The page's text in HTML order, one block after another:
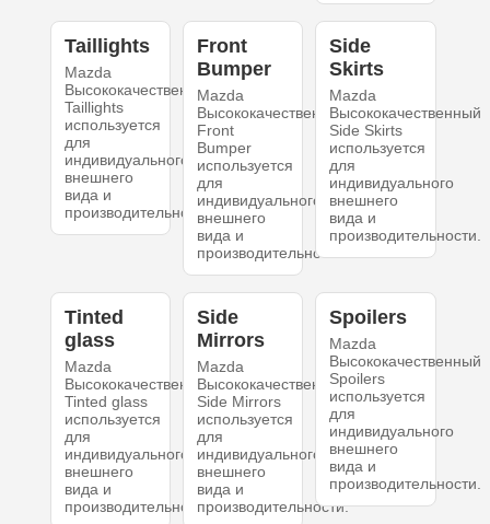
Taillights
Mazda
Высококачественный
Taillights
используется
для
индивидуального
внешнего
вида и
производительности.
Front
Bumper
Mazda
Высококачественный
Front
Bumper
используется
для
индивидуального
внешнего
вида и
производительности.
Side
Skirts
Mazda
Высококачественный
Side Skirts
используется
для
индивидуального
внешнего
вида и
производительности.
Tinted
glass
Mazda
Высококачественный
Tinted glass
используется
для
индивидуального
внешнего
вида и
производительности.
Side
Mirrors
Mazda
Высококачественный
Side Mirrors
используется
для
индивидуального
внешнего
вида и
производительности.
Spoilers
Mazda
Высококачественный
Spoilers
используется
для
индивидуального
внешнего
вида и
производительности.